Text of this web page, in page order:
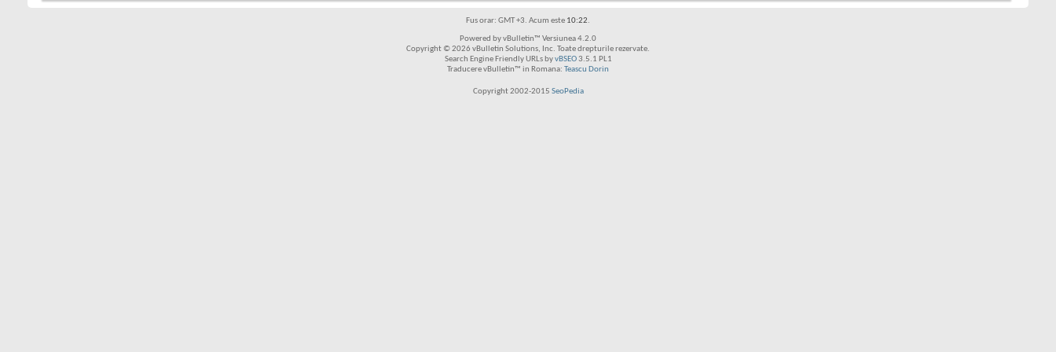
Fus orar: GMT +3. Acum este 10:22.
Powered by vBulletin™ Versiunea 4.2.0
Copyright © 2026 vBulletin Solutions, Inc. Toate drepturile rezervate.
Search Engine Friendly URLs byvBSEO3.5.1 PL1
Traducere vBulletin™ in Romana: Teascu Dorin
Copyright 2002-2015 SeoPedia